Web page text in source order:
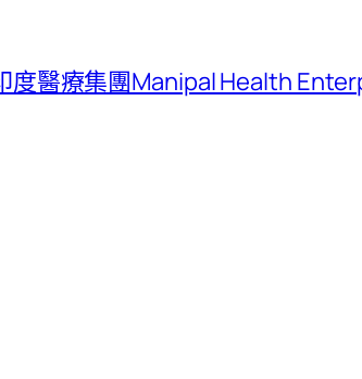
度醫療集團Manipal Health